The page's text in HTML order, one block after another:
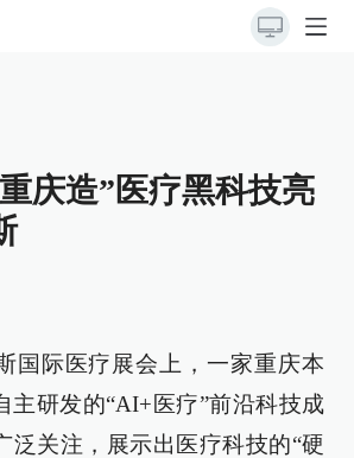
庆造”医疗黑科技亮
国际医疗展会上，一家重庆本
主研发的“AI+医疗”前沿科技成
泛关注，展示出医疗科技的“硬